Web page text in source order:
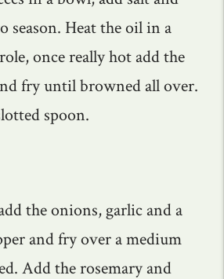
season. Heat the oil in a
once really hot add the
fry until browned all over.
spoon.
the onions, garlic and a
and fry over a medium
Add the rosemary and